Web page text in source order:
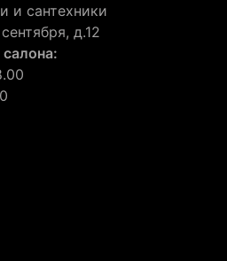
и сантехники
д.12